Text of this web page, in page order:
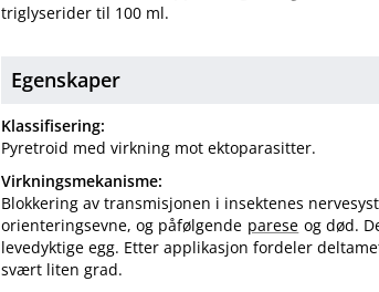
triglyserider til 100 ml.
Egenskaper
Klassifisering:
Pyretroid med virkning mot ektoparasitter.
Virkningsmekanisme:
Blokkering av transmisjonen i insektenes
orienteringsevne, og påfølgende parese og død.
levedyktige egg. Etter applikasjon fordeler
svært liten grad.